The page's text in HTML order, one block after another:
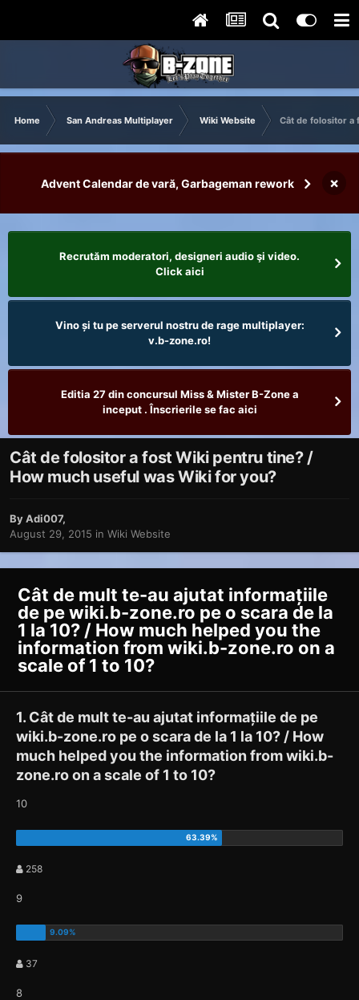
Home San Andreas Multiplayer Wiki Website Cât de folositor a
Advent Calendar de vară, Garbageman rework ×
Recrutăm moderatori, designeri audio şi video.
Click aici
Vino și tu pe serverul nostru de rage multiplayer:
v.b-zone.ro!
Editia 27 din concursul Miss & Mister B-Zone a
inceput . Înscrierile se fac aici
Cât de folositor a fost Wiki pentru tine? /
How much useful was Wiki for you?
ByAdi007,
August 29, 2015 in Wiki Website
Cât de mult te-au ajutat informațiile
de pe wiki.b-zone.ro pe o scara de la
1 la 10? / How much helped you the
information from wiki.b-zone.ro on a
scale of 1 to 10?
1. Cât de mult te-au ajutat informațiile de pe
wiki.b-zone.ro pe o scara de la 1 la 10? / How
much helped you the information from wiki.b-
zone.ro on a scale of 1 to 10?
10
258
9
37
8